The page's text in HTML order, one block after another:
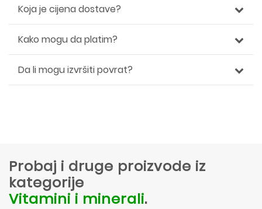
Koja je cijena dostave?
Kako mogu da platim?
Da li mogu izvršiti povrat?
Probaj i druge proizvode iz
kategorije
Vitamini i minerali.